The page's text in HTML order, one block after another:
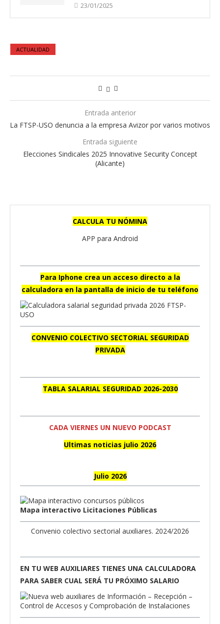
23/01/2025
ACTUALIDAD
Entrada anterior
La FTSP-USO denuncia a la empresa Avizor por varios motivos
Entrada siguiente
Elecciones Sindicales 2025 Innovative Security Concept
(Alicante)
CALCULA TU NÓMINA
APP para Android
Para Iphone crea un acceso directo a la
calculadora en la pantalla de inicio de tu teléfono
CONVENIO COLECTIVO SECTORIAL SEGURIDAD
PRIVADA
TABLA SALARIAL SEGURIDAD 2026-2030
CADA VIERNES UN NUEVO PODCAST
Ultimas noticias julio 2026
Julio 2026
Mapa interactivo Licitaciones Públicas
Convenio colectivo sectorial auxiliares. 2024/2026
EN TU WEB AUXILIARES TIENES UNA CALCULADORA
PARA SABER CUAL SERÁ TU PRÓXIMO SALARIO